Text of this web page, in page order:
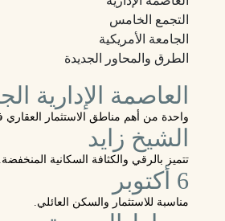
التجمع الخامس
الجامعة الأمريكية
الطرق والمحاور الجديدة
العاصمة الإدارية
واحدة من أهم مناطق الاستثمار العقاري
الشيخ زايد
تتميز بالرقي والكثافة السكانية المنخفضة.
6 أكتوبر
مناسبة للاستثمار والسكن العائلي.